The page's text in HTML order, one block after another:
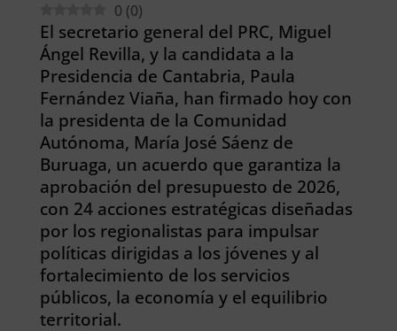
0 (0)
El secretario general del PRC, Miguel
Ángel Revilla, y la candidata a la
Presidencia de Cantabria, Paula
Fernández Viaña, han firmado hoy con
la presidenta de la Comunidad
Autónoma, María José Sáenz de
Buruaga, un acuerdo que garantiza la
aprobación del presupuesto de 2026,
con 24 acciones estratégicas diseñadas
por los regionalistas para impulsar
políticas dirigidas a los jóvenes y al
fortalecimiento de los servicios
públicos, la economía y el equilibrio
territorial.